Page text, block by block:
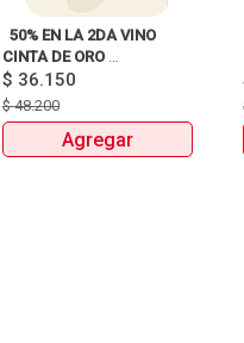
  50% EN LA 2DA VINO
CINTA DE ORO
$ 36.150
$48.200
Agregar